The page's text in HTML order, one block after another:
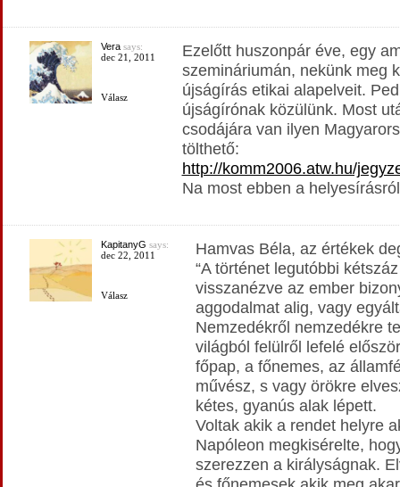
Verasays:
dec 21, 2011
Válasz
Ezelőtt huszonpár éve, egy
szemináriumán, nekünk meg
újságírás etikai alapelveit.
újságírónak közülünk. Most
csodájára van ilyen
tölthető:
http://komm2006.atw.hu/
Na most ebben a
KapitanyG says:
dec 22, 2011
Válasz
Hamvas Béla, az értékek
“A történet legutóbbi
visszanézve az ember
aggodalmat alig, vagy
Nemzedékről nemzedékre
világból felülről lefelé
főpap, a főnemes, az
művész, s vagy örökre
kétes, gyanús alak lépett.
Voltak akik a rendet helyre
Napóleon megkisérelte,
szerezzen a királyságnak.